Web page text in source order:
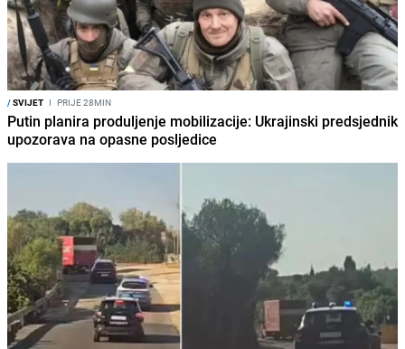
/SVIJET I PRIJE 28MIN
Putin planira produljenje mobilizacije: Ukrajinski predsjednik
upozorava na opasne posljedice